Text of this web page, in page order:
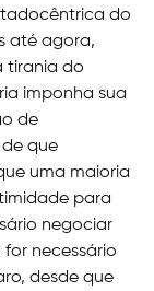
do
até agora,
tirania do
imponha sua
de
que
uma maioria
para
negociar
necessário
desde que